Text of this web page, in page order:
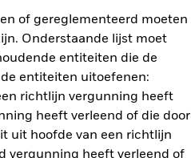
of gereglementeerd moeten
Onderstaande lijst moet
entiteiten die de
entiteiten uitoefenen:
richtlijn vergunning heeft
heeft verleend of die door
uit hoofde van een richtlijn
vergunning heeft verleend of
en zullen op het
op het gebied van milieu,
aangehouden. Hiervoor
voor meer informatie de
maar niet beperkt tot,